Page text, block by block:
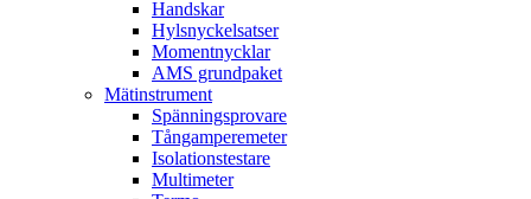
Handskar
Hylsnyckelsatser
Momentnycklar
AMS grundpaket
Mätinstrument
Spänningsprovare
Tångamperemeter
Isolationstestare
Multimeter